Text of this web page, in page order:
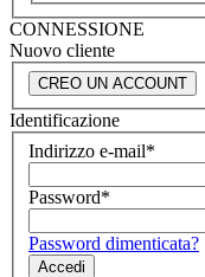
CONNESSIONE
Nuovo cliente
CREO UN ACCOUNT
Identificazione
Indirizzo e-mail*
Password*
Password dimenticata?
Accedi